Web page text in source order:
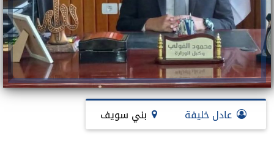
عادل خليفة بني سويف